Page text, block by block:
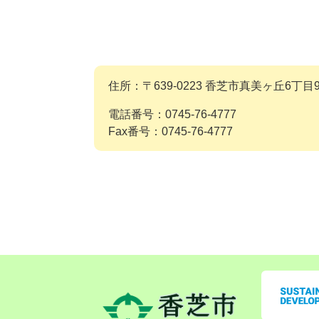
住所：〒639-0223 香芝市真美ヶ丘6丁目
電話番号：0745-76-4777
Fax番号：0745-76-4777